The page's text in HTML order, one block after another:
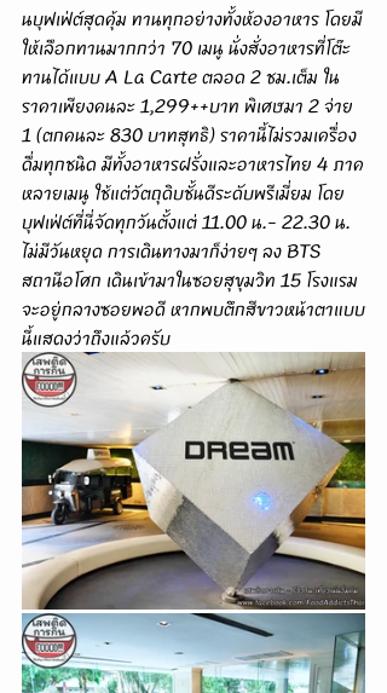
นบุฟเฟ่ต์สุดคุ้ม ทานทุกอย่างทั้งห้องอาหาร โดยมี
ให้เลือกทานมากกว่า 70 เมนู นั่งสั่งอาหารที่โต๊ะ
ทานได้แบบ A La Carte ตลอด 2 ชม.เต็ม ใน
ราคาเพียงคนละ 1,299++บาท พิเศษมา 2 จ่าย
1 (ตกคนละ 830 บาทสุทธิ) ราคานี้ไม่รวมเครื่อง
ดื่มทุกชนิด มีทั้งอาหารฝรั่งและอาหารไทย 4 ภาค
หลายเมนู ใช้แต่วัตถุดิบชั้นดีระดับพรีเมี่ยม โดย
บุฟเฟ่ต์ที่นี่จัดทุกวันตั้งแต่ 11.00 น.- 22.30 น.
ไม่มีวันหยุด การเดินทางมาก็ง่ายๆ ลง BTS
สถานีอโศก เดินเข้ามาในซอยสุขุมวิท 15 โรงแรม
จะอยู่กลางซอยพอดี หากพบตึกสีขาวหน้าตาแบบ
นี้แสดงว่าถึงแล้วครับ